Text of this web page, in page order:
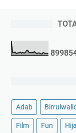
89985
Adab
Film Fun